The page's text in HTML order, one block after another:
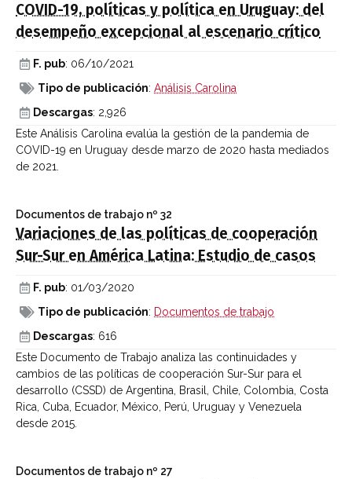
COVID-19, políticas y política en Uruguay: del
desempeño excepcional al escenario crítico
F. pub: 06/10/2021
Tipo de publicación: Análisis Carolina
Descargas: 2,926
Este Análisis Carolina evalúa la gestión de la pandemia de
COVID-19 en Uruguay desde marzo de 2020 hasta mediados
de 2021.
Documentos de trabajo nº 32
Variaciones de las políticas de cooperación
Sur-Sur en América Latina: Estudio de casos
F. pub: 01/03/2020
Tipo de publicación: Documentos de trabajo
Descargas: 616
Este Documento de Trabajo analiza las continuidades y
cambios de las políticas de cooperación Sur-Sur para el
desarrollo (CSSD) de Argentina, Brasil, Chile, Colombia, Costa
Rica, Cuba, Ecuador, México, Perú, Uruguay y Venezuela
desde 2015.
Documentos de trabajo nº 27